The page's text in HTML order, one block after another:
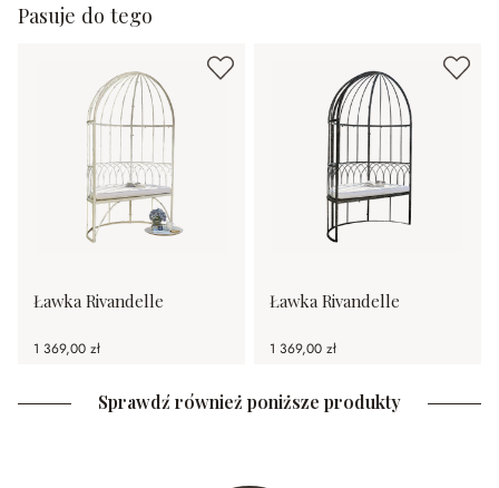
Pasuje do tego
Ławka Rivandelle
1 369,00 zł
Ławka Rivandelle
1 369,00 zł
Sprawdź również poniższe produkty